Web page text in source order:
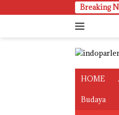
ke
Breaking
HOME
Budaya